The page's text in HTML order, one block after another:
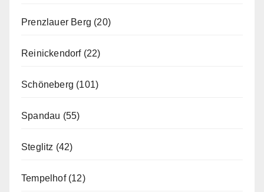
Prenzlauer Berg (20)
Reinickendorf(22)
Schöneberg (101)
Spandau (55)
Steglitz (42)
Tempelhof(12)